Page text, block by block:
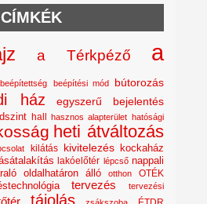
CÍMKÉK
a Térkpéző
a
beépítettség beépítési mód bútorozás
ház egyszerű bejelentés
hall hasznos alapterület hatósági
heti átváltozás
kilátás kivitelezés kockaház
lakóelőtér lépcső nappali
oldalhatáron álló otthon OTÉK
tervezés
tervezési
tájolás ÉTDR